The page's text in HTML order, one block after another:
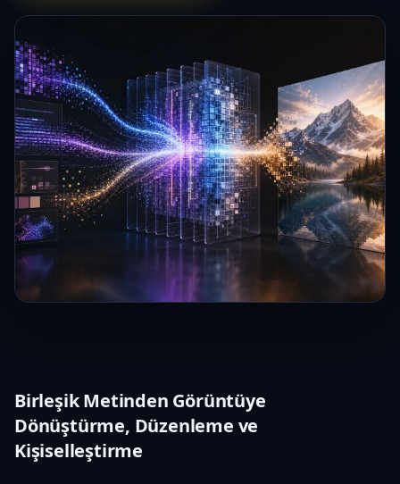
Birleşik Metinden Görüntüye
Dönüştürme, Düzenleme ve
Kişiselleştirme